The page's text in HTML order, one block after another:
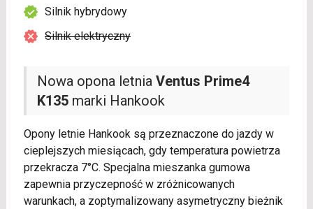
Nowa opona letnia Ventus Prime4
K135marki Hankook
Opony letnie Hankook są przeznaczone do jazdy w
cieplejszych miesiącach, gdy temperatura powietrza
przekracza 7°C. Specjalna mieszanka gumowa
zapewnia przyczepność w zróżnicowanych
warunkach, a zoptymalizowany asymetryczny bieżnik
Silnik hybrydowy
Silnik elektryczny